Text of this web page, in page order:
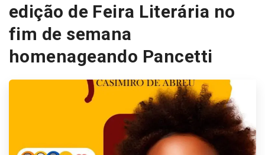
edição de Feira Literária no
fim de semana
homenageando Pancetti